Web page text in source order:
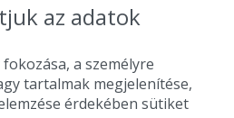
Falatozz.hu - Diston-line Kft.
kedvező áron, egy helyen az összes
az adatok
a személyre
tartalmak megjelenítése,
érdekében sütiket